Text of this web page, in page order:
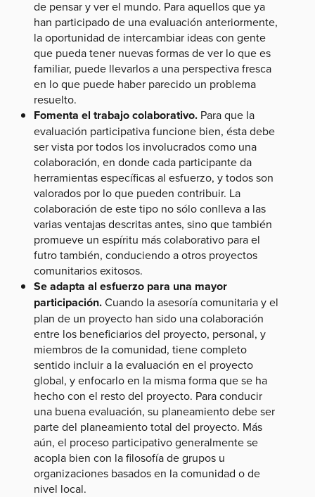
de pensar y ver el mundo. Para aquellos que ya
han participado de una evaluación anteriormente,
la oportunidad de intercambiar ideas con gente
que pueda tener nuevas formas de ver lo que es
familiar, puede llevarlos a una perspectiva fresca
en lo que puede haber parecido un problema
resuelto.
Fomenta el trabajo colaborativo. Para que la
evaluación participativa funcione bien, ésta debe
ser vista por todos los involucrados como una
colaboración, en donde cada participante da
herramientas específicas al esfuerzo, y todos son
valorados por lo que pueden contribuir. La
colaboración de este tipo no sólo conlleva a las
varias ventajas descritas antes, sino que también
promueve un espíritu más colaborativo para el
futro también, conduciendo a otros proyectos
comunitarios exitosos.
Se adapta al esfuerzo para una mayor
participación.Cuando la asesoría comunitaria y el
plan de un proyecto han sido una colaboración
entre los beneficiarios del proyecto, personal, y
miembros de la comunidad, tiene completo
sentido incluir a la evaluación en el proyecto
global, y enfocarlo en la misma forma que se ha
hecho con el resto del proyecto. Para conducir
una buena evaluación, su planeamiento debe ser
parte del planeamiento total del proyecto. Más
aún, el proceso participativo generalmente se
acopla bien con la filosofía de grupos u
organizaciones basados en la comunidad o de
nivel local.